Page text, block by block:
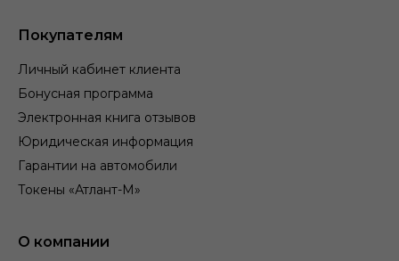
Покупателям
Личный кабинет клиента
Бонусная программа
Электронная книга отзывов
Юридическая информация
Гарантии на автомобили
Токены «Атлант-М»
О компании